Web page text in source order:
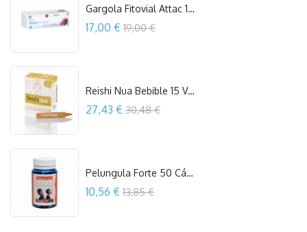
Gargola Fitovial Attac 12 Viales 10...
Precio
17,00 € 19,00 €
Reishi Nua Bebible 15 Viales...
Precio
27,43 € 30,48 €
Pelungula Forte 50 Cápsulas Espadiet
Precio
10,56 € 13,85 €